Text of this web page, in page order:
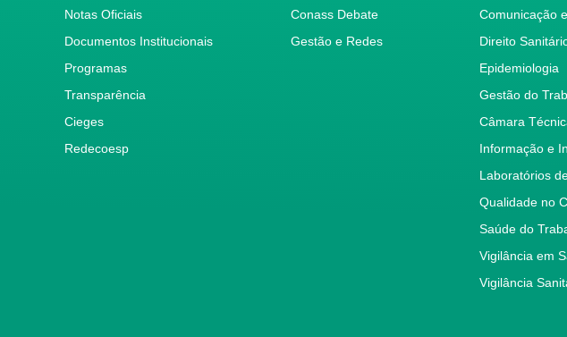
Notas Oficiais
Documentos Institucionais
Programas
Transparência
Cieges
Redecoesp
Conass Debate
Gestão e Redes
Comunicação
Direito
Epidemiologia
Gestão do
Câmara
Informação e
Laboratórios
Qualidade no
Saúde do
Vigilância em
Vigilância